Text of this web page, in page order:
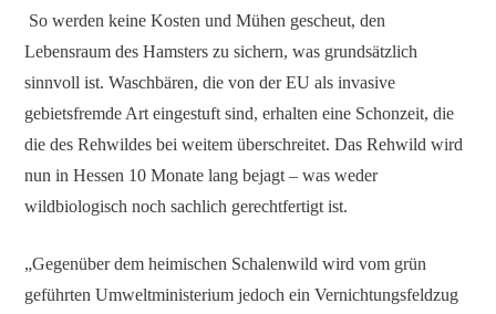
So werden keine Kosten und Mühen gescheut, den
Lebensraum des Hamsters zu sichern, was grundsätzlich
sinnvoll ist. Waschbären, die von der EU als invasive
gebietsfremde Art eingestuft sind, erhalten eine Schonzeit, die
die des Rehwildes bei weitem überschreitet. Das Rehwild wird
nun in Hessen 10 Monate lang bejagt – was weder
wildbiologisch noch sachlich gerechtfertigt ist.
„Gegenüber dem heimischen Schalenwild wird vom grün
geführten Umweltministerium jedoch ein Vernichtungsfeldzug